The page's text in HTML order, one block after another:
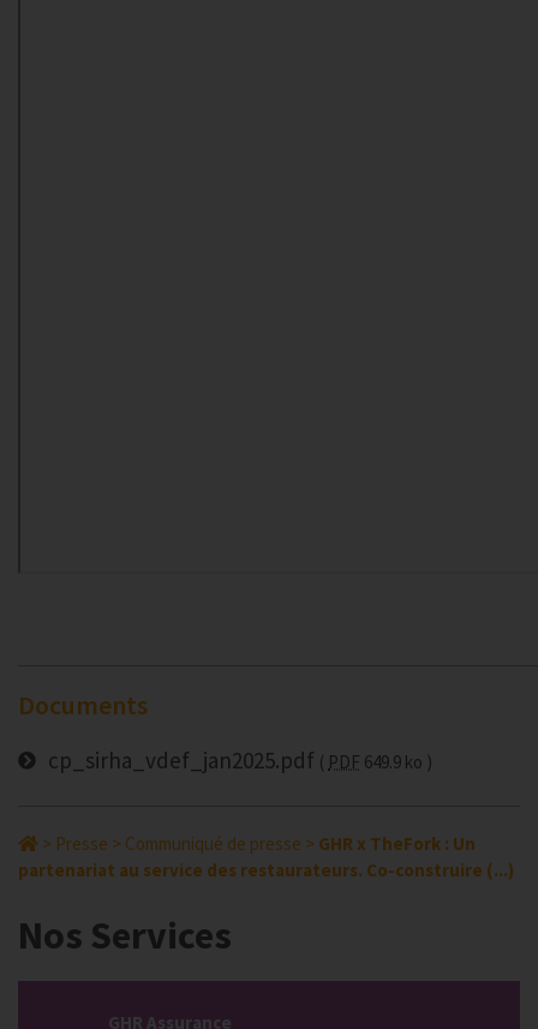
Documents
cp_sirha_vdef_jan2025.pdf PDF 649.9 ko
> Presse > Communiqué de presse > GHR x TheFork : Un
partenariat au service des restaurateurs. Co-construire (...)
Nos Services
GHR Assurance